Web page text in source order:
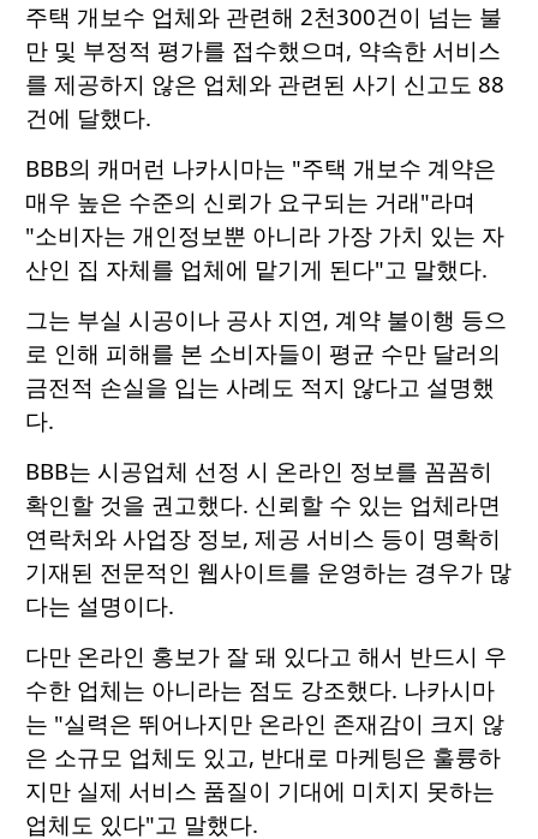
주택 개보수 업체와 관련해 2천300건이 넘는 불
만 및 부정적 평가를 접수했으며, 약속한 서비스
를 제공하지 않은 업체와 관련된 사기 신고도 88
건에 달했다.
BBB의 캐머런 나카시마는 "주택 개보수 계약은
매우 높은 수준의 신뢰가 요구되는 거래"라며
"소비자는 개인정보뿐 아니라 가장 가치 있는 자
산인 집 자체를 업체에 맡기게 된다"고 말했다.
그는 부실 시공이나 공사 지연, 계약 불이행 등으
로 인해 피해를 본 소비자들이 평균 수만 달러의
금전적 손실을 입는 사례도 적지 않다고 설명했
다.
BBB는 시공업체 선정 시 온라인 정보를 꼼꼼히
확인할 것을 권고했다. 신뢰할 수 있는 업체라면
연락처와 사업장 정보, 제공 서비스 등이 명확히
기재된 전문적인 웹사이트를 운영하는 경우가 많
다는 설명이다.
다만 온라인 홍보가 잘 돼 있다고 해서 반드시 우
수한 업체는 아니라는 점도 강조했다. 나카시마
는 "실력은 뛰어나지만 온라인 존재감이 크지 않
은 소규모 업체도 있고, 반대로 마케팅은 훌륭하
지만 실제 서비스 품질이 기대에 미치지 못하는
업체도 있다"고 말했다.